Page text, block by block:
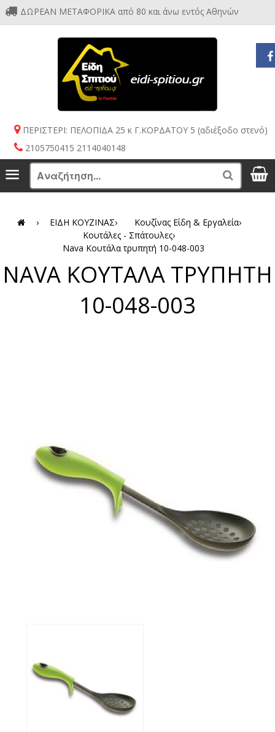
ΔΩΡΕΑΝ ΜΕΤΑΦΟΡΙΚΑ από 80 και άνω εντός Αθηνών
ΠΕΡΙΣΤΕΡΙ: ΠΕΛΟΠΙΔΑ 25 κ Γ.ΚΟΡΔΑΤΟΥ 5 (αδιέξοδο στενό)
2105750415 2114040148
Menu Search
› ΕΙΔΗ ΚΟΥΖΙΝΑΣ› Κουζίνας Είδη & Εργαλεία›
Κουτάλες - Σπάτουλες›
Nava Κουτάλα τρυπητή 10-048-003
NAVA ΚΟΥΤΑΛΑ ΤΡΥΠΗΤΗ
10-048-003